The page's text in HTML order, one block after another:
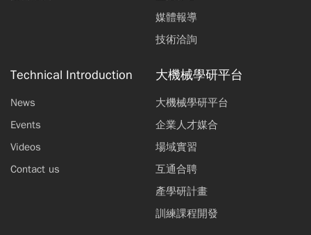
媒體報導
技術洽詢
Technical Introduction
News
Events
Videos
Contact us
大機械學研平台
大機械學研平台
企業人才媒合
場域實習
互通合聘
產學研計畫
訓練課程開發